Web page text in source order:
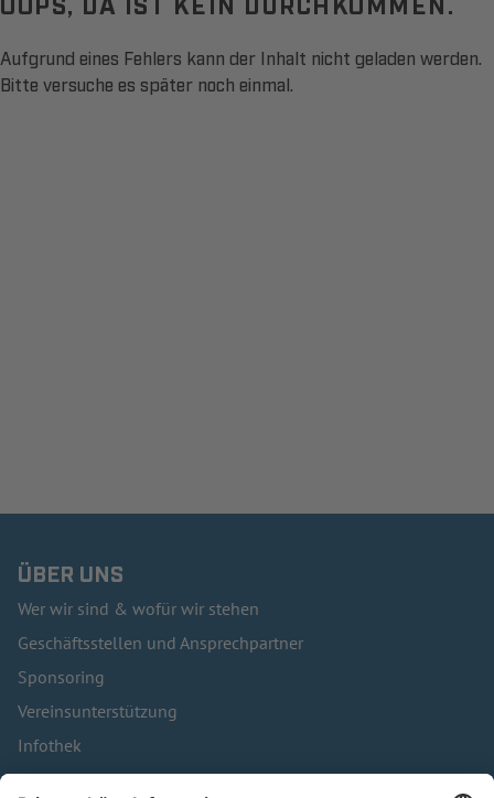
Aufgrund eines Fehlers kann der Inhalt nicht geladen werden.
Bitte versuche es später noch einmal.
ÜBER UNS
Wer wir sind & wofür wir stehen
Geschäftsstellen und Ansprechpartner
Sponsoring
Vereinsunterstützung
Infothek
Kontakt